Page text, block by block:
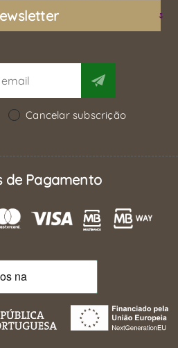
Cancelar subscrição
de Pagamento